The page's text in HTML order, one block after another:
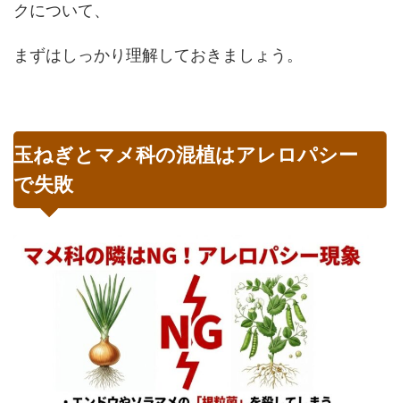
クについて、
まずはしっかり理解しておきましょう。
玉ねぎとマメ科の混植はアレロパシー
で失敗